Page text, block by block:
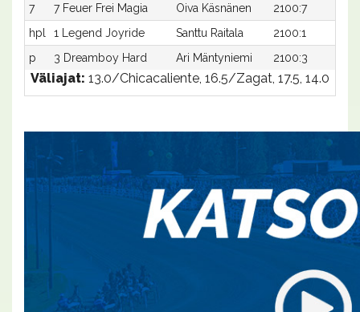
7
7 Feuer Frei Magia Oiva Käsnänen 2100:7
hpl
1 Legend Joyride Santtu Raitala 2100:1
p
3 Dreamboy Hard Ari Mäntyniemi 2100:3
Väliajat: 13.0/Chicacaliente, 16.5/Zagat, 17.5, 14.0